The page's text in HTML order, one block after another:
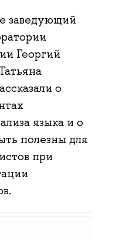
заведующий
Георгий
о
языка и о
полезны для
при